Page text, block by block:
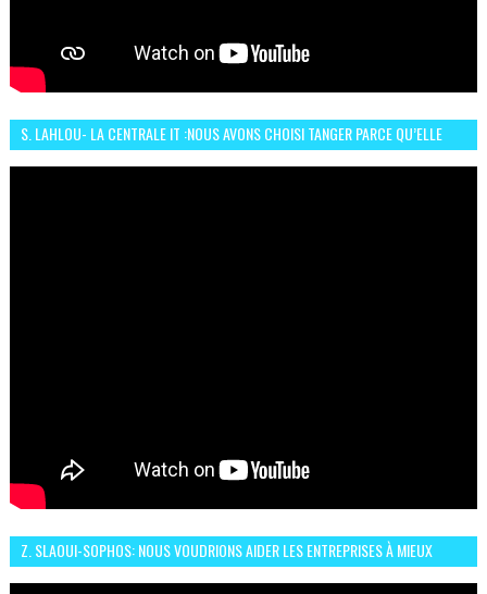
S. LAHLOU- LA CENTRALE IT :NOUS AVONS CHOISI TANGER PARCE QU’ELLE
Z. SLAOUI-SOPHOS: NOUS VOUDRIONS AIDER LES ENTREPRISES À MIEUX